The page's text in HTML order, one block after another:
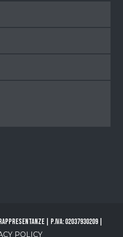
| P.Iva: 02037930209 |
POLICY